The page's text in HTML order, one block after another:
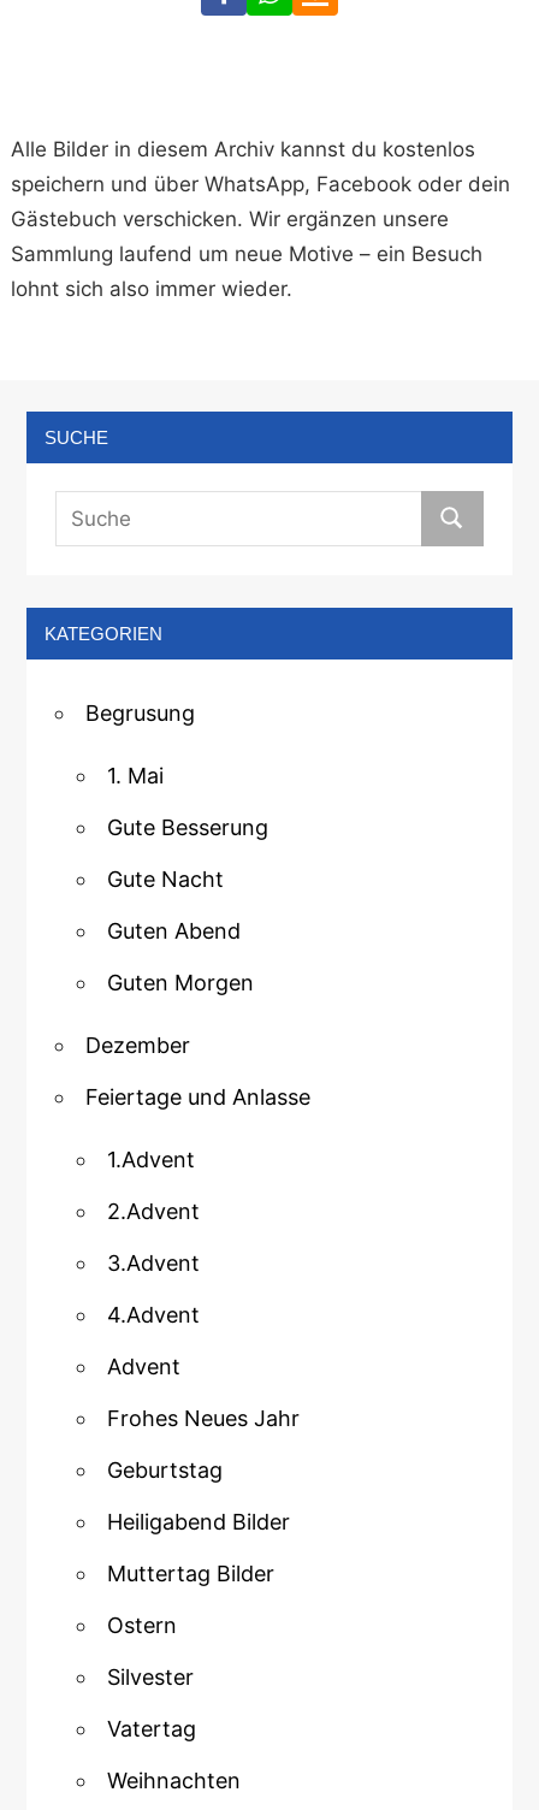
Alle Bilder in diesem Archiv kannst du kostenlos
speichern und über WhatsApp, Facebook oder dein
Gästebuch verschicken. Wir ergänzen unsere
Sammlung laufend um neue Motive – ein Besuch
lohnt sich also immer wieder.
SUCHE
KATEGORIEN
Begrusung
1. Mai
Gute Besserung
Gute Nacht
Guten Abend
Guten Morgen
Dezember
Feiertage und Anlasse
1.Advent
2.Advent
3.Advent
4.Advent
Advent
Frohes Neues Jahr
Geburtstag
Heiligabend Bilder
Muttertag Bilder
Ostern
Silvester
Vatertag
Weihnachten